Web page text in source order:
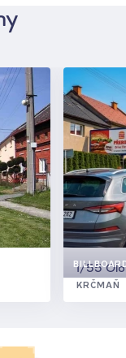
I/55
KRČMAŇ